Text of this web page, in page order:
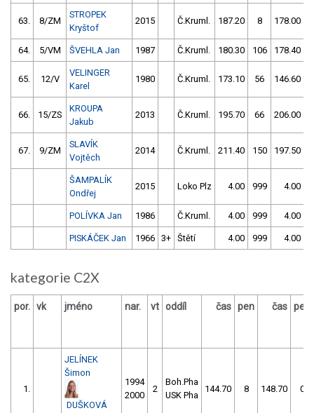
63. 8/ZM
STROPEK
Kryštof
2015 Č.Kruml. 187.20 8 178.00
64. 5/VM ŠVEHLA Jan 1987 Č.Kruml. 180.30 106 178.40
65. 12/V
VELINGER
Karel
1980 Č.Kruml. 173.10 56 146.60
66. 15/ZS
KROUPA
Jakub
2013 Č.Kruml. 195.70 66 206.00
67. 9/ZM
SLAVÍK
Vojtěch
2014 Č.Kruml. 211.40 150 197.50
ŠAMPALÍK
Ondřej
2015 Loko Plz 4.00 999 4.00
POLÍVKA Jan 1986 Č.Kruml. 4.00 999 4.00
PISKÁČEK Jan 1966 3+ Štětí 4.00 999 4.00
kategorie C2X
por. vk jméno nar. vt oddíl čas pen čas pen
1.
JELÍNEK
Šimon
DUŠKOVÁ
1994
2000
2
Boh.Pha
USK Pha
144.70 8 148.70 0